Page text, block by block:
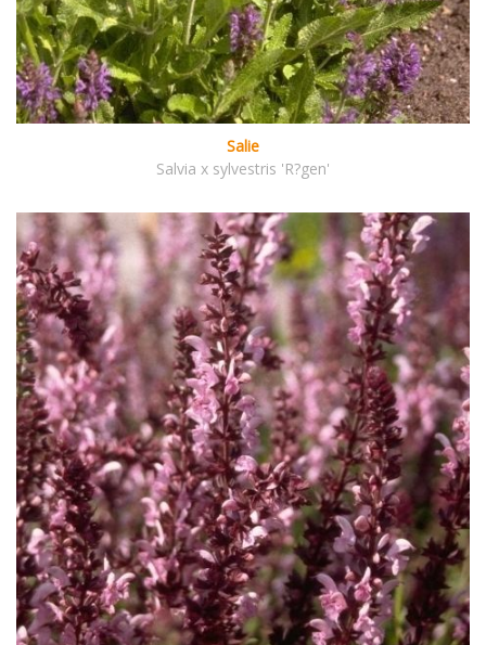
Salie
Salvia x sylvestris 'R?gen'